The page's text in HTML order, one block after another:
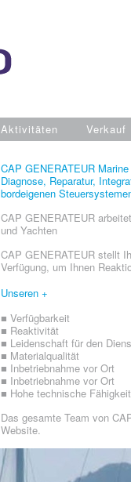
Aktivitäten Verkauf
CAP GENERATEUR
Diagnose, Reparatur,
bordeigenen
CAP GENERATEUR
und Yachten
CAP GENERATEUR stellt
Verfügung, um Ihnen
Unseren +
■ Verfügbarkeit
■ Reaktivität
■ Leidenschaft für den
■ Materialqualität
■ Inbetriebnahme vor Ort
■ Inbetriebnahme vor Ort
■ Hohe technische
Das gesamte Team von
Website.